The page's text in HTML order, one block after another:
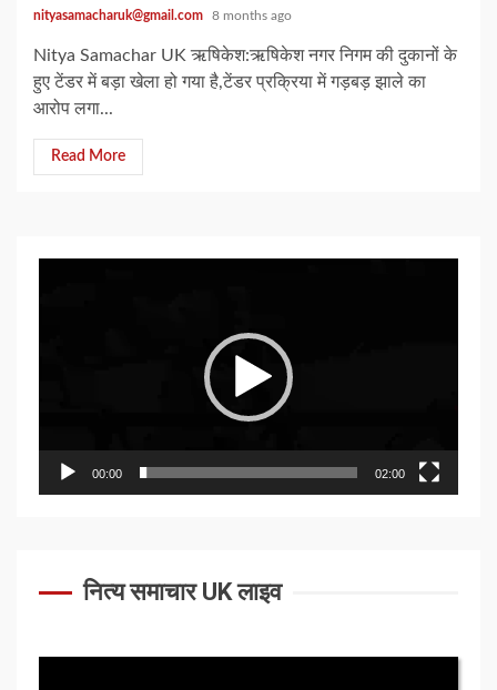
nityasamacharuk@gmail.com 8 months ago
Nitya Samachar UK ऋषिकेश:ऋषिकेश नगर निगम की दुकानों के
हुए टेंडर में बड़ा खेला हो गया है,टेंडर प्रक्रिया में गड़बड़ झाले का
आरोप लगा...
Read More
00:00 02:00
नित्य समाचार UK लाइव